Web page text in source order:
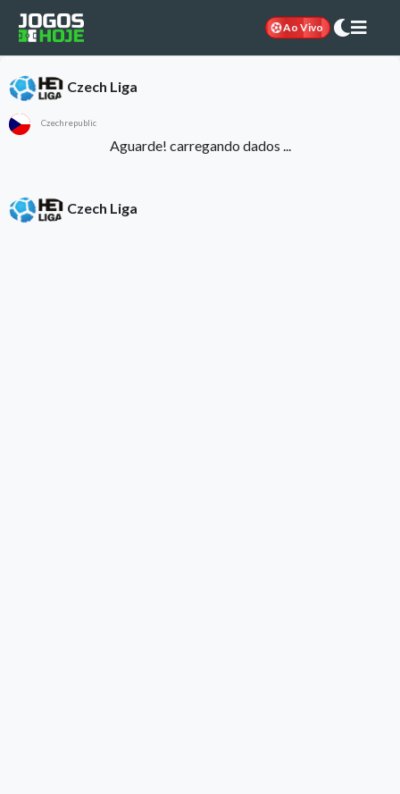
Ao Vivo
Czech Liga
Czechrepublic
Aguarde! carregando dados ...
Czech Liga